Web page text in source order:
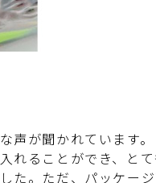
声が聞かれています。
れることができ、と
た。ただ、パッケー